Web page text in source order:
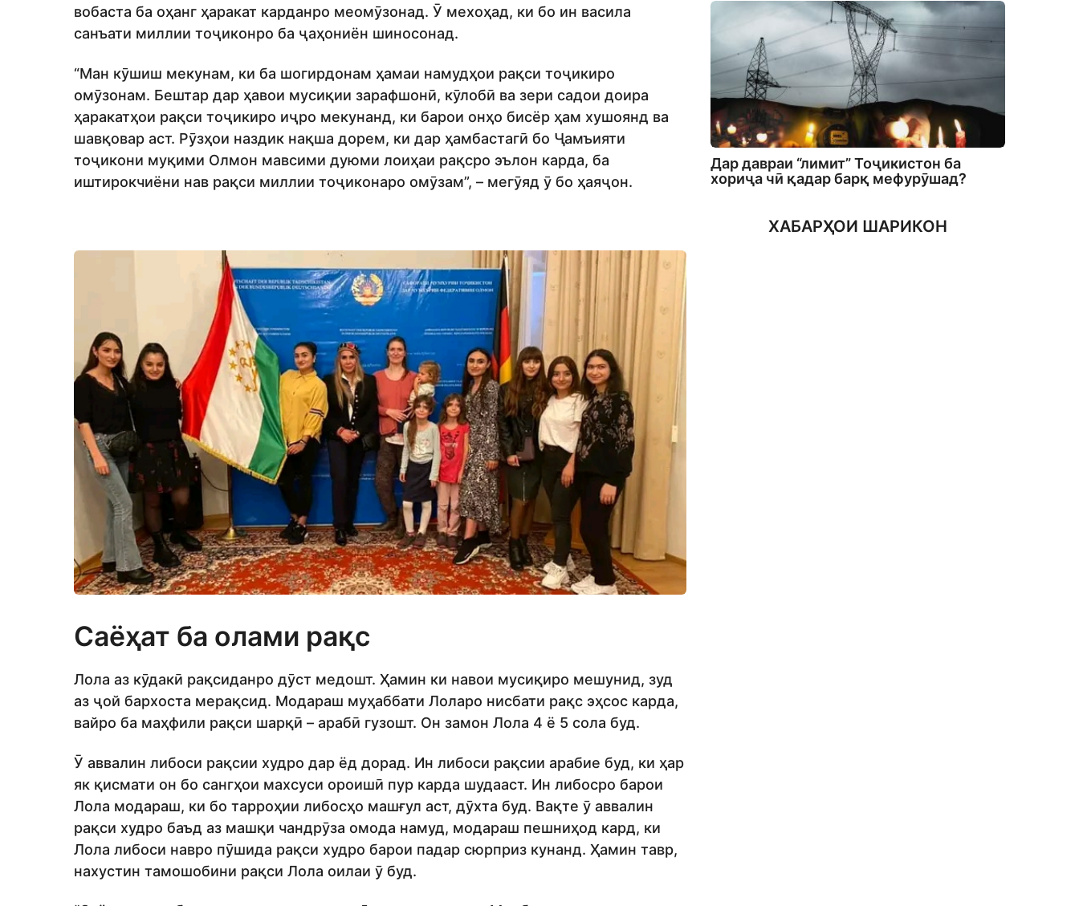
вобаста ба оҳанг ҳаракат карданро меомӯзонад. Ӯ мехоҳад, ки бо ин васила
санъати миллии тоҷиконро ба ҷаҳониён шиносонад.
“Ман кӯшиш мекунам, ки ба шогирдонам ҳамаи намудҳои рақси тоҷикиро
омӯзонам. Бештар дар ҳавои мусиқии зарафшонӣ, кӯлобӣ ва зери садои доира
ҳаракатҳои рақси тоҷикиро иҷро мекунанд, ки барои онҳо бисёр ҳам хушоянд ва
шавқовар аст. Рӯзҳои наздик нақша дорем, ки дар ҳамбастагӣ бо Ҷамъияти
тоҷикони муқими Олмон мавсими дуюми лоиҳаи рақсро эълон карда, ба
иштирокчиёни нав рақси миллии тоҷиконаро омӯзам”, – мегӯяд ӯ бо ҳаяҷон.
Саёҳат ба олами рақс
Лола аз кӯдакӣ рақсиданро дӯст медошт. Ҳамин ки навои мусиқиро мешунид, зуд
аз ҷой бархоста мерақсид. Модараш муҳаббати Лоларо нисбати рақс эҳсос карда,
вайро ба маҳфили рақси шарқӣ – арабӣ гузошт. Он замон Лола 4 ё 5 сола буд.
Ӯ аввалин либоси рақсии худро дар ёд дорад. Ин либоси рақсии арабие буд, ки ҳар
як қисмати он бо сангҳои махсуси ороишӣ пур карда шудааст. Ин либосро барои
Лола модараш, ки бо тарроҳии либосҳо машғул аст, дӯхта буд. Вақте ӯ аввалин
рақси худро баъд аз машқи чандрӯза омода намуд, модараш пешниҳод кард, ки
Лола либоси навро пӯшида рақси худро барои падар сюрприз кунанд. Ҳамин тавр,
нахустин тамошобини рақси Лола оилаи ӯ буд.
Дар давраи “лимит” Тоҷикистон ба
хориҷа чӣ қадар барқ мефурӯшад?
ХАБАРҲОИ ШАРИКОН